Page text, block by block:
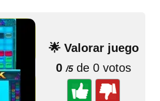
🌟 Valorar juego
0 /5de 0 votos